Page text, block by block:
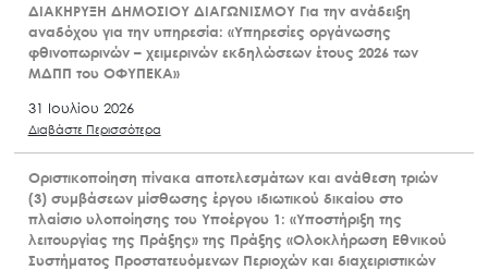
ΔΙΑΚΗΡΥΞΗ ΔΗΜΟΣΙΟΥ ΔΙΑΓΩΝΙΣΜΟΥ Για την ανάδειξη
αναδόχου για την υπηρεσία: «Υπηρεσίες οργάνωσης
φθινοπωρινών – χειμερινών εκδηλώσεων έτους 2026 των
ΜΔΠΠ του ΟΦΥΠΕΚΑ»
31 Ιουλίου 2026
Διαβάστε Περισσότερα
Οριστικοποίηση πίνακα αποτελεσμάτων και ανάθεση τριών
(3) συμβάσεων μίσθωσης έργου ιδιωτικού δικαίου στο
πλαίσιο υλοποίησης του Υποέργου 1: «Υποστήριξη της
λειτουργίας της Πράξης» της Πράξης «Ολοκλήρωση Εθνικού
Συστήματος Προστατευόμενων Περιοχών και διαχειριστικών